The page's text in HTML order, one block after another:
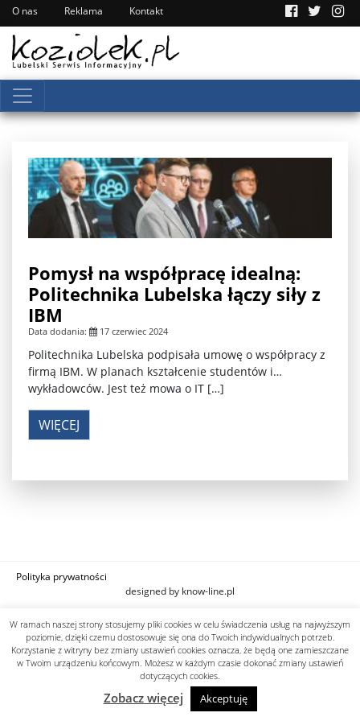
O nas Reklama Kontakt
Pomysł na współpracę idealną:
Politechnika Lubelska łączy siły z
IBM
Data dodania: 17 czerwiec 2024
Politechnika Lubelska podpisała umowę o współpracy z
firmą IBM. W planach kształcenie studentów i…
wykładowców. Jest też mowa o IT […]
WIĘCEJ
Polityka prywatności
designed by know-line.pl
W ramach naszej strony stosujemy pliki cookies w celu świadczenia usług na najwyższym
poziomie, dzięki czemu dostosowuje się ona do Twoich indywidualnych potrzeb.
Korzystanie z witryny bez zmiany ustawień cookies oznacza, że będą one zamieszczane
w Twoim urządzeniu końcowym. Możesz w każdym czasie dokonać zmiany ustawień
dotyczących cookies.
Zobacz więcej Akceptuję